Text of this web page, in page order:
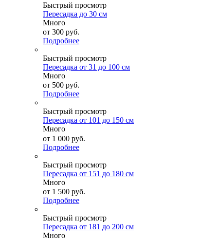
Быстрый просмотр
Пересадка до 30 см
Много
от 300 руб.
Подробнее
Быстрый просмотр
Пересадка от 31 до 100 см
Много
от 500 руб.
Подробнее
Быстрый просмотр
Пересадка от 101 до 150 см
Много
от 1 000 руб.
Подробнее
Быстрый просмотр
Пересадка от 151 до 180 см
Много
от 1 500 руб.
Подробнее
Быстрый просмотр
Пересадка от 181 до 200 см
Много